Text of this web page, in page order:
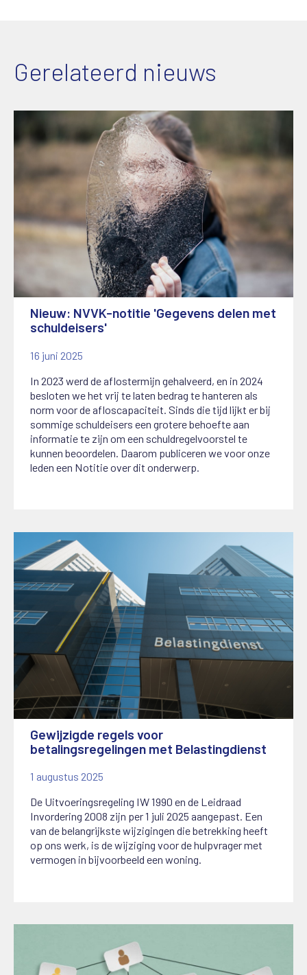
Gerelateerd nieuws
Nieuw: NVVK-notitie 'Gegevens delen met
schuldeisers'
16 juni 2025
In 2023 werd de aflostermijn gehalveerd, en in 2024
besloten we het vrij te laten bedrag te hanteren als
norm voor de afloscapaciteit. Sinds die tijd lijkt er bij
sommige schuldeisers een grotere behoefte aan
informatie te zijn om een schuldregelvoorstel te
kunnen beoordelen. Daarom publiceren we voor onze
leden een Notitie over dit onderwerp.
Gewijzigde regels voor
betalingsregelingen met Belastingdienst
1 augustus 2025
De Uitvoeringsregeling IW 1990 en de Leidraad
Invordering 2008 zijn per 1 juli 2025 aangepast. Een
van de belangrijkste wijzigingen die betrekking heeft
op ons werk, is de wijziging voor de hulpvrager met
vermogen in bijvoorbeeld een woning.